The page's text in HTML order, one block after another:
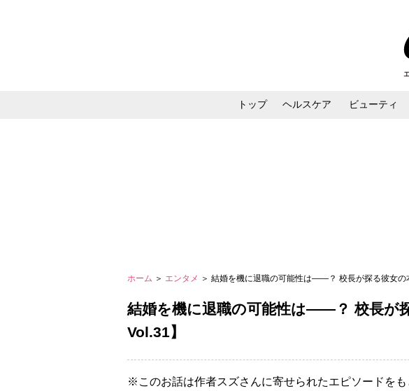
トップ ヘルスケア ビューティ
ホーム ＞ エンタメ ＞ 結婚を機に退職の可能性は――？ 校長が探る彼女の
結婚を機に退職の可能性は――？ 校長が
Vol.31】
※このお話は作者スズさんに寄せられたエピソードをも